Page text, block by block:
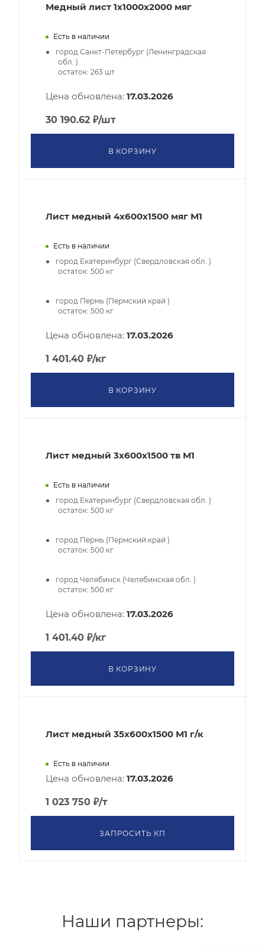
Медный лист 1x1000x2000 мяг
Есть в наличии
город Санкт-Петербург (Ленинградская
обл. )
остаток: 263 шт
Цена обновлена: 17.03.2026
30 190.62 ₽/шт
В КОРЗИНУ
Лист медный 4х600х1500 мяг М1
Есть в наличии
город Екатеринбург (Свердловская обл. )
остаток: 500 кг
город Пермь (Пермский край )
остаток: 500 кг
Цена обновлена: 17.03.2026
1 401.40 ₽/кг
В КОРЗИНУ
Лист медный 3х600х1500 тв М1
Есть в наличии
город Екатеринбург (Свердловская обл. )
остаток: 500 кг
город Пермь (Пермский край )
остаток: 500 кг
город Челябинск (Челябинская обл. )
остаток: 500 кг
Цена обновлена: 17.03.2026
1 401.40 ₽/кг
В КОРЗИНУ
Лист медный 35x600х1500 М1 г/к
Есть в наличии
Цена обновлена: 17.03.2026
1 023 750 ₽/т
ЗАПРОСИТЬ КП
Наши партнеры: